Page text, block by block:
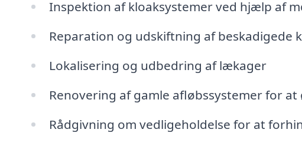
Inspektion af kloaksystemer ved hjælp af
Reparation og udskiftning af beskadigede
Lokalisering og udbedring af lækager
Renovering af gamle afløbssystemer for
Rådgivning om vedligeholdelse for at